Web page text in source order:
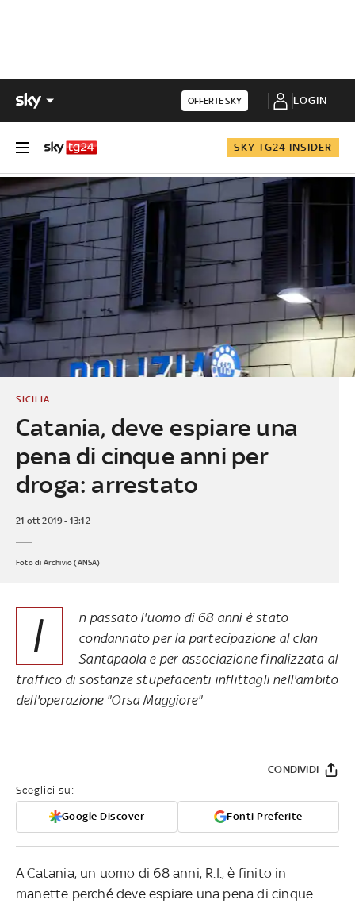
OFFERTE SKY LOGIN
SKY TG24 INSIDER
Catania, deve espiare una
pena di cinque anni per
droga: arrestato
SICILIA
21 ott 2019 - 13:12
Foto di Archivio (ANSA)
I
n passato l'uomo di 68 anni è stato
condannato per la partecipazione al clan
Santapaola e per associazione finalizzata al
traffico di sostanze stupefacenti inflittagli nell'ambito
dell'operazione "Orsa Maggiore"
Sceglici su:
Google Discover Fonti Preferite
CONDIVIDI
A Catania, un uomo di 68 anni, R.I., è finito in
manette perché deve espiare una pena di cinque